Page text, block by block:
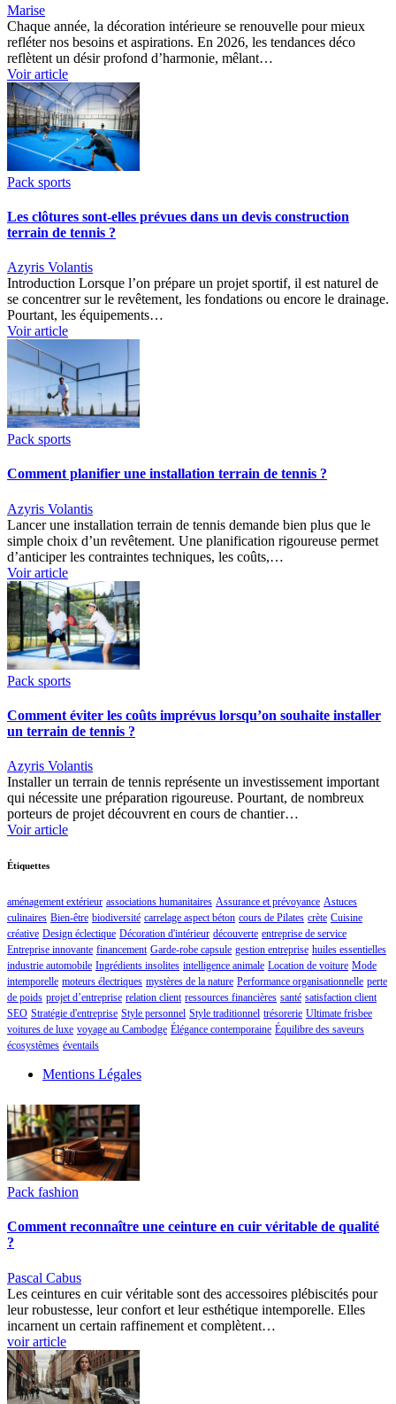
Marise
Chaque année, la décoration intérieure se renouvelle pour mieux
refléter nos besoins et aspirations. En 2026, les tendances déco
reflètent un désir profond d’harmonie, mêlant…
Voir article
Pack sports
Les clôtures sont-elles prévues dans un devis construction
terrain de tennis ?
Azyris Volantis
Introduction Lorsque l’on prépare un projet sportif, il est naturel de
se concentrer sur le revêtement, les fondations ou encore le drainage.
Pourtant, les équipements…
Voir article
Pack sports
Comment planifier une installation terrain de tennis ?
Azyris Volantis
Lancer une installation terrain de tennis demande bien plus que le
simple choix d’un revêtement. Une planification rigoureuse permet
d’anticiper les contraintes techniques, les coûts,…
Voir article
Pack sports
Comment éviter les coûts imprévus lorsqu’on souhaite installer
un terrain de tennis ?
Azyris Volantis
Installer un terrain de tennis représente un investissement important
qui nécessite une préparation rigoureuse. Pourtant, de nombreux
porteurs de projet découvrent en cours de chantier…
Voir article
Étiquettes
aménagement extérieur associations humanitaires Assurance et prévoyance Astuces
culinaires Bien-être biodiversité carrelage aspect béton cours de Pilates crète Cuisine
créative Design éclectique Décoration d'intérieur découverte entreprise de service
Entreprise innovante financement Garde-robe capsule gestion entreprise huiles essentielles
industrie automobile Ingrédients insolites intelligence animale Location de voiture Mode
intemporelle moteurs électriques mystères de la nature Performance organisationnelle perte
de poids projet d’entreprise relation client ressources financières santé satisfaction client
SEO Stratégie d'entreprise Style personnel Style traditionnel trésorerie Ultimate frisbee
voitures de luxe voyage au Cambodge Élégance contemporaine Équilibre des saveurs
écosystèmes éventails
Mentions Légales
Pack fashion
Comment reconnaître une ceinture en cuir véritable de qualité
?
Pascal Cabus
Les ceintures en cuir véritable sont des accessoires plébiscités pour
leur robustesse, leur confort et leur esthétique intemporelle. Elles
incarnent un certain raffinement et complètent…
voir article